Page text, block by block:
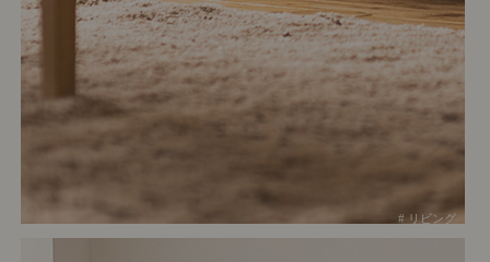
# リビング